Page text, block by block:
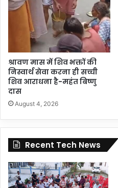
श्रावण मास में शिव भक्तों की
निस्वार्थ सेवा करना ही सच्ची
शिव आराधना है-महंत बिष्णु
दास
August 4, 2026
Recent Tech News